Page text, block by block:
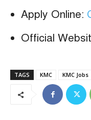
Apply Online:
Official
TAGS KMC KMC Jobs